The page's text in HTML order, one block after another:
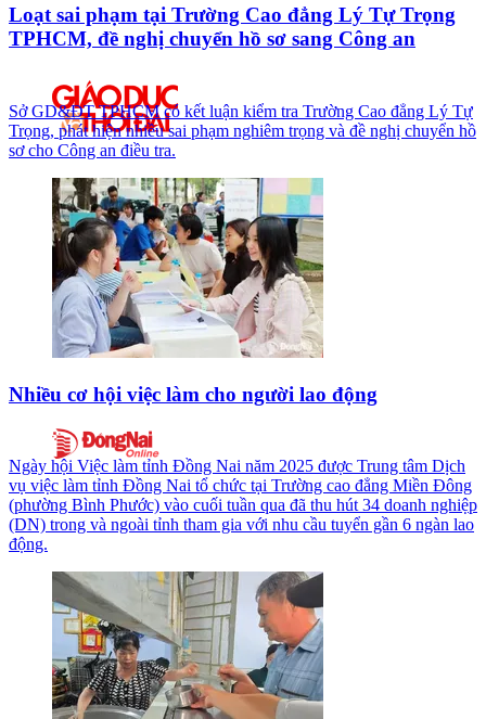
Loạt sai phạm tại Trường Cao đẳng Lý Tự Trọng
TPHCM, đề nghị chuyển hồ sơ sang Công an
Sở GD&ĐT TPHCM có kết luận kiểm tra Trường Cao đẳng Lý Tự
Trọng, phát hiện nhiều sai phạm nghiêm trọng và đề nghị chuyển hồ
sơ cho Công an điều tra.
Nhiều cơ hội việc làm cho người lao động
Ngày hội Việc làm tỉnh Đồng Nai năm 2025 được Trung tâm Dịch
vụ việc làm tỉnh Đồng Nai tổ chức tại Trường cao đẳng Miền Đông
(phường Bình Phước) vào cuối tuần qua đã thu hút 34 doanh nghiệp
(DN) trong và ngoài tỉnh tham gia với nhu cầu tuyển gần 6 ngàn lao
động.